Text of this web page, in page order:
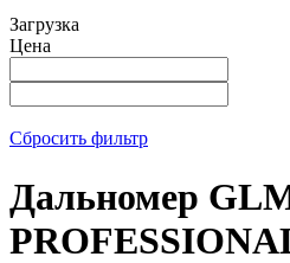
Загрузка
Цена
Сбросить фильтр
Дальномер